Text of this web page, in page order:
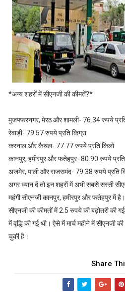
*अन्य शहरों में सीएनजी की कीमतें?*
मुजफ्फरनगर, मेरठ और शामली- 76.34 रुपये
रेवाड़ी- 79.57 रुपये प्रति किग्रा
करनाल और कैथल- 77.77 रुपये प्रति किलो
कानपुर, हमीरपुर और फतेहपुर- 80.90 रुपये प्रति
अजमेर, पाली और राजसमंद- 79.38 रुपये प्रति
अगर ध्यान दें तो इन शहरों में अभी सबसे सस्ती
महंगी सीएनजी कानपुर, हमीरपुर और फतेहपुर में
सीएनजी की कीमतों में 2.5 रुपये की बढ़ोतरी की
में वृद्धि की गई थी। ऐसे में मार्च महीने में सीएनजी
चुकी है।
Share